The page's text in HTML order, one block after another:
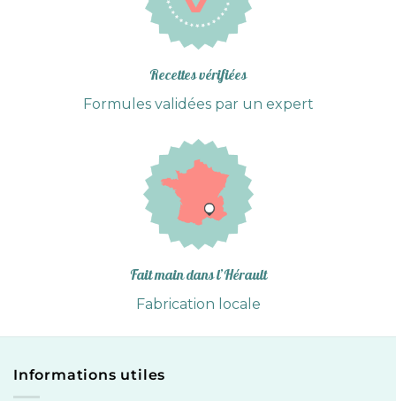
Recettes vérifiées
Formules validées par un expert
Fait main dans l’Hérault
Fabrication locale
Informations utiles